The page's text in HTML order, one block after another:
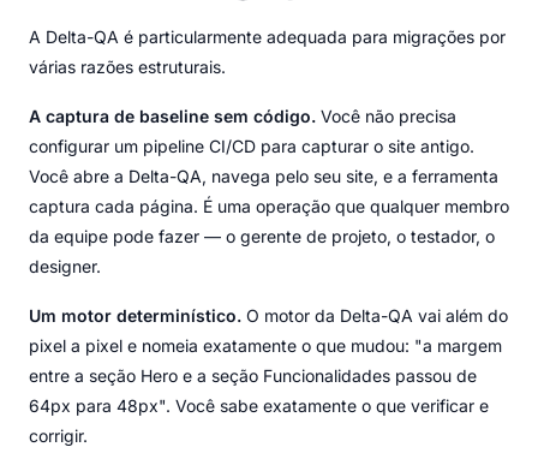
A Delta-QA é particularmente adequada para migrações por
várias razões estruturais.
A captura de baseline sem código. Você não precisa
configurar um pipeline CI/CD para capturar o site antigo.
Você abre a Delta-QA, navega pelo seu site, e a ferramenta
captura cada página. É uma operação que qualquer membro
da equipe pode fazer — o gerente de projeto, o testador, o
designer.
Um motor determinístico. O motor da Delta-QA vai além do
pixel a pixel e nomeia exatamente o que mudou: "a margem
entre a seção Hero e a seção Funcionalidades passou de
64px para 48px". Você sabe exatamente o que verificar e
corrigir.